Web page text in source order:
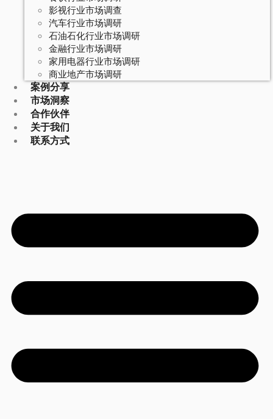
影视行业市场调查
汽车行业市场调研
石油石化行业市场调研
金融行业市场调研
家用电器行业市场调研
商业地产市场调研
案例分享
市场洞察
合作伙伴
关于我们
联系方式